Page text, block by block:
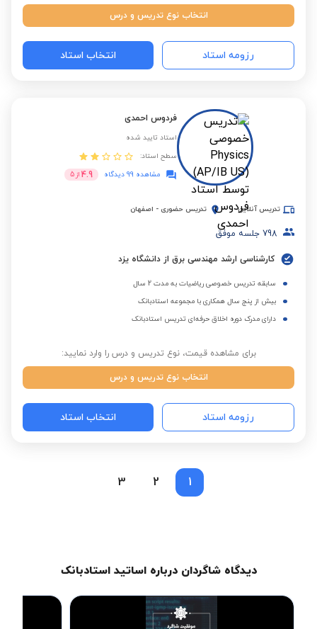
انتخاب نوع تدریس و درس
رزومه استاد انتخاب استاد
فردوس احمدی
استاد تایید شده
سطح استاد:
مشاهده 99 دیدگاه
4.9 از 5
تدریس آنلاین تدریس حضوری - اصفهان
798 جلسه موفق
کارشناسی ارشد مهندسی برق از دانشگاه یزد
سابقه تدریس خصوصی ریاضیات به مدت 2 سال
بیش از پنج سال همکاری با مجموعه استادبانک
دارای مدرک دوره اخلاق حرفه‌ای تدریس استادبانک
برای مشاهده قیمت، نوع تدریس و درس را وارد نمایید:
انتخاب نوع تدریس و درس
رزومه استاد انتخاب استاد
1
2
3
دیدگاه شاگردان درباره اساتید استادبانک